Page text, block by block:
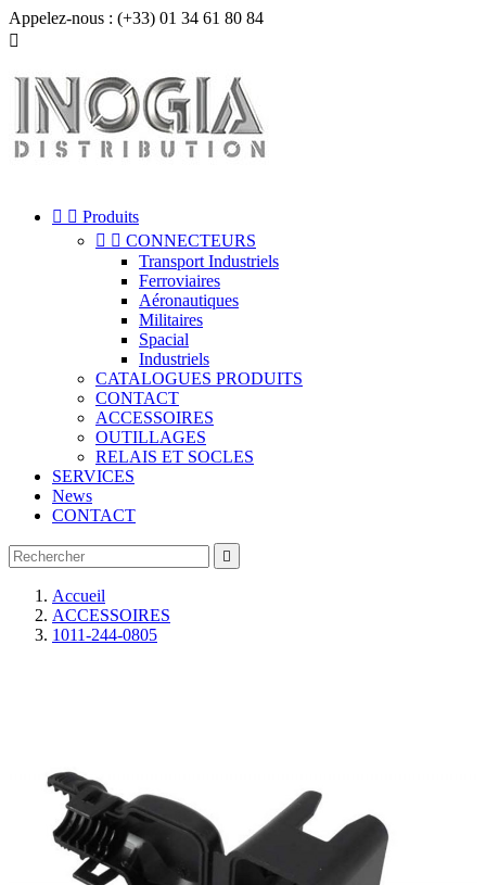
Appelez-nous : (+33) 01 34 61 80 84

  Produits
  CONNECTEURS
Transport Industriels
Ferroviaires
Aéronautiques
Militaires
Spacial
Industriels
CATALOGUES PRODUITS
CONTACT
ACCESSOIRES
OUTILLAGES
RELAIS ET SOCLES
SERVICES
News
CONTACT

Accueil
ACCESSOIRES
1011-244-0805